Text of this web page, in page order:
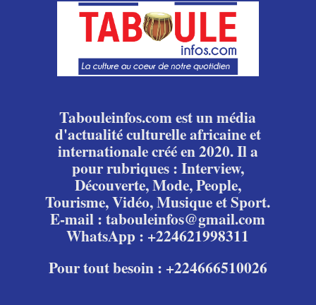
Tabouleinfos.com est un média
d'actualité culturelle africaine et
internationale créé en 2020. Il a
pour rubriques : Interview,
Découverte, Mode, People,
Tourisme, Vidéo, Musique et Sport.
E-mail : tabouleinfos@gmail.com
WhatsApp : +224621998311
Pour tout besoin : +224666510026